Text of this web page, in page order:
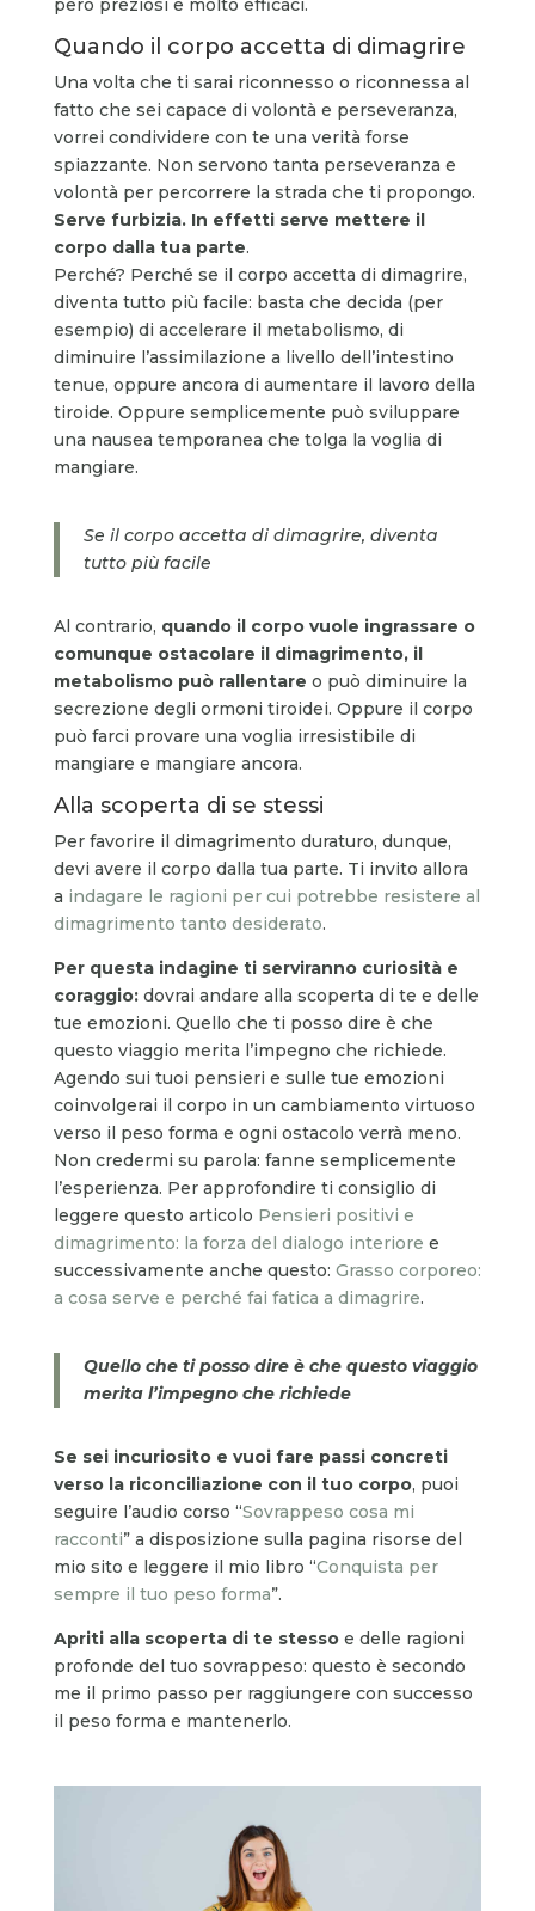
però preziosi e molto efficaci.
Quando il corpo accetta di dimagrire
Una volta che ti sarai riconnesso o riconnessa al
fatto che sei capace di volontà e perseveranza,
vorrei condividere con te una verità forse
spiazzante. Non servono tanta perseveranza e
volontà per percorrere la strada che ti propongo.
Serve furbizia. In effetti serve mettere il
corpo dalla tua parte.
Perché? Perché se il corpo accetta di dimagrire,
diventa tutto più facile: basta che decida (per
esempio) di accelerare il metabolismo, di
diminuire l’assimilazione a livello dell’intestino
tenue, oppure ancora di aumentare il lavoro della
tiroide. Oppure semplicemente può sviluppare
una nausea temporanea che tolga la voglia di
mangiare.
Se il corpo accetta di dimagrire, diventa
tutto più facile
Al contrario, quando il corpo vuole ingrassare o
comunque ostacolare il dimagrimento, il
metabolismo può rallentare o può diminuire la
secrezione degli ormoni tiroidei. Oppure il corpo
può farci provare una voglia irresistibile di
mangiare e mangiare ancora.
Alla scoperta di se stessi
Per favorire il dimagrimento duraturo, dunque,
devi avere il corpo dalla tua parte. Ti invito allora
a indagare le ragioni per cui potrebbe resistere al
dimagrimento tanto desiderato.
Per questa indagine ti serviranno curiosità e
coraggio:dovrai andare alla scoperta di te e delle
tue emozioni. Quello che ti posso dire è che
questo viaggio merita l’impegno che richiede.
Agendo sui tuoi pensieri e sulle tue emozioni
coinvolgerai il corpo in un cambiamento virtuoso
verso il peso forma e ogni ostacolo verrà meno.
Non credermi su parola: fanne semplicemente
l’esperienza. Per approfondire ti consiglio di
leggere questo articolo Pensieri positivi e
dimagrimento: la forza del dialogo interiore e
successivamente anche questo: Grasso corporeo:
a cosa serve e perché fai fatica a dimagrire.
Quello che ti posso dire è che questo viaggio
merita l’impegno che richiede
Se sei incuriosito e vuoi fare passi concreti
verso la riconciliazione con il tuo corpo, puoi
seguire l’audio corso “Sovrappeso cosa mi
racconti” a disposizione sulla pagina risorse del
mio sito e leggere il mio libro “Conquista per
sempre il tuo peso forma”.
Apriti alla scoperta di te stessoe delle ragioni
profonde del tuo sovrappeso: questo è secondo
me il primo passo per raggiungere con successo
il peso forma e mantenerlo.